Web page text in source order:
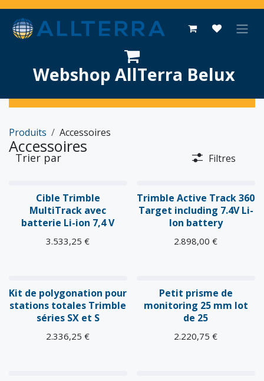
Se rendre au contenu
Webshop AllTerra Belux
Produits Accessoires
Accessoires
Trier par Filtres
Cible Trimble
MultiTrack avec
batterie Li-ion 7,4 V
3.533,25 €
Trimble Active Track 360
Target including 7.4V Li-
Ion battery
2.898,00 €
Kit de polygonation pour
stations totales Trimble
séries SX et S
2.336,25 €
Petit prisme de
monitoring 25 mm lot
de 25
2.220,75 €